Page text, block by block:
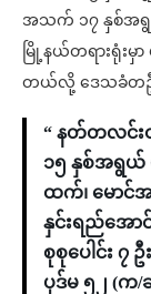
အသက် ၁၇ နှစ်အရွ
မြို့နယ်တရားရုံး
တယ်လို့ ဒေသခံတဦ
“ နတ်တလင်း
၁၅ နှစ်အရွယ် မ
ထက်၊ မောင်
နှင်းရည်အေ
စုစုပေါင်း
ပုဒ်မ ၅၂ (က